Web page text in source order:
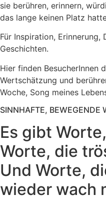
sie berühren, erinnern,
das lange keinen Platz
Für Inspiration,
Geschichten.
Hier finden BesucherInnen
Wertschätzung und
Woche, Song meines
SINNHAFTE, BEWEGENDE
Es gibt
Worte, die
Und Worte,
wieder wach